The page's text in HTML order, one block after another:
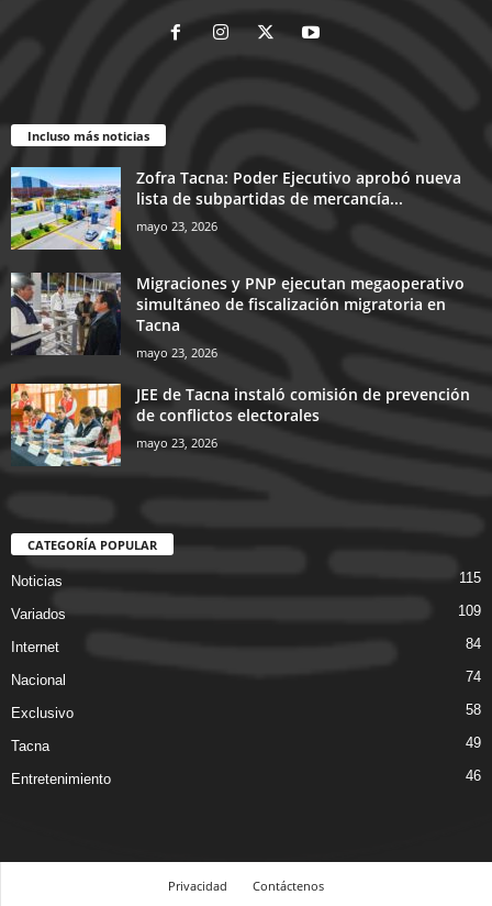
Incluso más noticias
Zofra Tacna: Poder Ejecutivo aprobó nueva
lista de subpartidas de mercancía...
mayo 23, 2026
Migraciones y PNP ejecutan megaoperativo
simultáneo de fiscalización migratoria en
Tacna
mayo 23, 2026
JEE de Tacna instaló comisión de prevención
de conflictos electorales
mayo 23, 2026
CATEGORÍA POPULAR
Noticias 115
Variados 109
Internet 84
Nacional 74
Exclusivo 58
Tacna 49
Entretenimiento 46
Privacidad Contáctenos